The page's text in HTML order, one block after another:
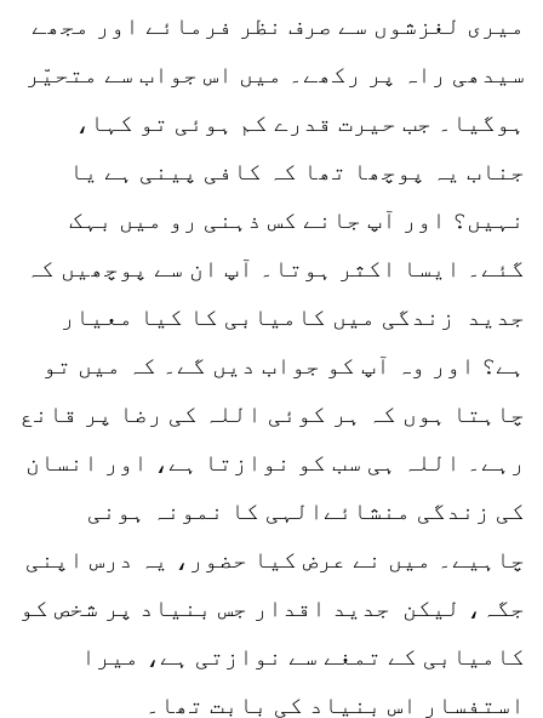
میری لغزشوں سے صرف نظر فرمائے اور مجھے
سیدھی راہ پر رکھے۔ میں اس جواب سے متحیّر
ہوگیا۔ جب حیرت قدرے کم ہوئی تو کہا،
جناب یہ پوچھا تھا کہ کافی پینی ہے یا
نہیں؟ اور آپ جانے کس ذہنی رو میں بہک
گئے۔ ایسا اکثر ہوتا۔ آپ ان سے پوچھیں کہ
جدید زندگی میں کامیابی کا کیا معیار
ہے؟ اور وہ آپ کو جواب دیں گے۔ کہ میں تو
چاہتا ہوں کہ ہر کوئی اللہ کی رضا پر قانع
رہے۔ اللہ ہی سب کو نوازتا ہے، اور انسان
کی زندگی منشائےالہی کا نمونہ ہونی
چاہیے۔ میں نے عرض کیا حضور، یہ درس اپنی
جگہ، لیکن جدید اقدار جس بنیاد پر شخص کو
کامیابی کے تمغے سے نوازتی ہے، میرا
استفسار اس بنیاد کی بابت تھا۔